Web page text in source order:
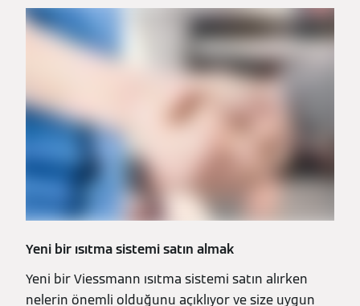
Yeni bir ısıtma sistemi satın almak
Yeni bir Viessmann ısıtma sistemi satın alırken
nelerin önemli olduğunu açıklıyor ve size uygun